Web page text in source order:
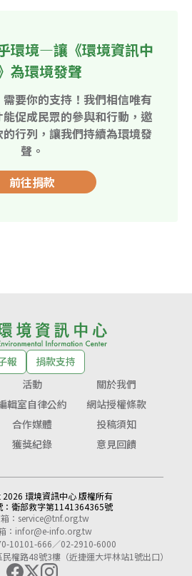
環境—讓《環境資訊中
為環境發聲
需要你的支持！我們相信唯有
促成民眾的參與和行動，邀
行列，讓我們持續為環境發
聲。
前往捐款
報
捐款支持
活動
關於我們
輯室自律公約
網站授權條款
合作媒體
投稿須知
獲獎紀錄 意見回饋
環境資訊中心 版權所有
衛部救字第1141364365號
： service@tnf.org.tw
： infor@e-info.org.tw
10101-666／02-2910-6000
權路48號3樓（近捷運大坪林站1號出口）